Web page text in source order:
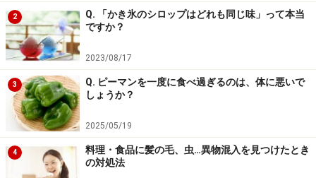
態の期間が短いことも多いです。そのため、この美味し
く食べることができる期間を「賞味期限」で示している
のです。
また、自宅保存する場合は、保存状態が適切でなかった
り、一度開封したりしたものには、人間に不利益な腐敗
を起こす菌（雑菌）が混入してしまう可能性がありま
す。雑菌が入ってしまえば、腐る可能性もあります。市
販のものであっても発酵食品は適切に保存し、賞味期限
2
Q. 「かき氷のシロップはどれも同じ味」って本当
ですか？
2023/08/17
3
Q. ピーマンを一度に食べ過ぎるのは、体に悪いで
しょうか？
2025/05/19
4
料理・食品に髪の毛、虫…異物混入を見つけたとき
の対処法